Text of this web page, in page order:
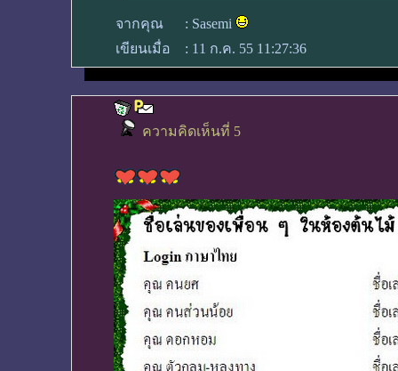
จากคุณ : Sasemi
เขียนเมื่อ
: 11 ก.ค. 55 11:27:36
ความคิดเห็นที่ 5